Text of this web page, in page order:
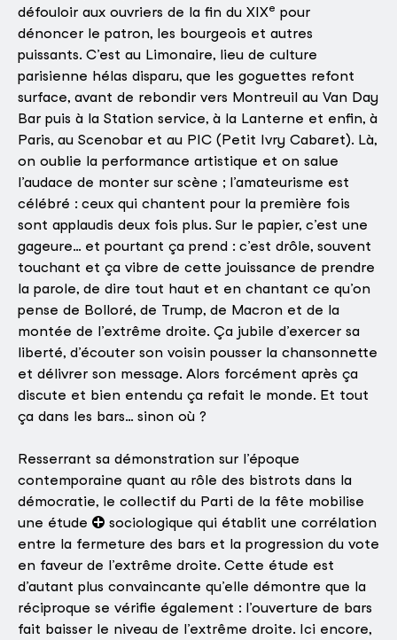
défouloir aux ouvriers de la fin du XIXe pour
dénoncer le patron, les bourgeois et autres
puissants. C’est au Limonaire, lieu de culture
parisienne hélas disparu, que les goguettes refont
surface, avant de rebondir vers Montreuil au Van Day
Bar puis à la Station service, à la Lanterne et enfin, à
Paris, au Scenobar et au PIC (Petit Ivry Cabaret). Là,
on oublie la performance artistique et on salue
l’audace de monter sur scène ; l’amateurisme est
célébré : ceux qui chantent pour la première fois
sont applaudis deux fois plus. Sur le papier, c’est une
gageure… et pourtant ça prend : c’est drôle, souvent
touchant et ça vibre de cette jouissance de prendre
la parole, de dire tout haut et en chantant ce qu’on
pense de Bolloré, de Trump, de Macron et de la
montée de l’extrême droite. Ça jubile d’exercer sa
liberté, d’écouter son voisin pousser la chansonnette
et délivrer son message. Alors forcément après ça
discute et bien entendu ça refait le monde. Et tout
ça dans les bars… sinon où ?
Resserrant sa démonstration sur l’époque
contemporaine quant au rôle des bistrots dans la
démocratie, le collectif du Parti de la fête mobilise
une étude
sociologique qui établit une corrélation
entre la fermeture des bars et la progression du vote
en faveur de l’extrême droite. Cette étude est
d’autant plus convaincante qu’elle démontre que la
réciproque se vérifie également : l’ouverture de bars
fait baisser le niveau de l’extrême droite. Ici encore,